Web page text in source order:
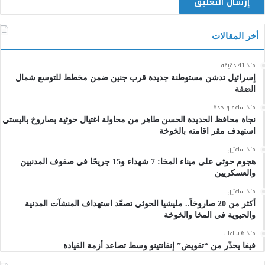
أخر المقالات
منذ 41 دقيقة
إسرائيل تدشن مستوطنة جديدة قرب جنين ضمن مخطط للتوسع شمال
الضفة
منذ ساعة واحدة
نجاة محافظ الحديدة الحسن طاهر من محاولة اغتيال حوثية بصاروخ باليستي
استهدف مقر اقامته بالخوخة
منذ ساعتين
هجوم حوثي على ميناء المخا: 7 شهداء و15 جريحًا في صفوف المدنيين
والعسكريين
منذ ساعتين
أكثر من 20 صاروخاً.. مليشيا الحوثي تصعّد استهداف المنشآت المدنية
والحيوية في المخا والخوخة
منذ 6 ساعات
فيفا يحذّر من “تقويض” إنفانتينو وسط تصاعد أزمة القيادة